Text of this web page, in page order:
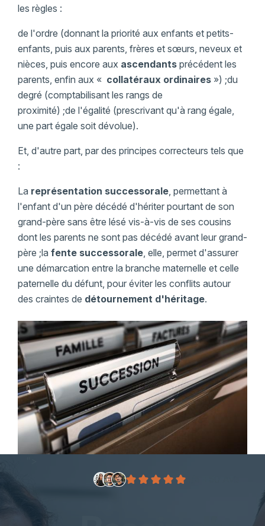
les règles :
de l'ordre (donnant la priorité aux enfants et petits-
enfants, puis aux parents, frères et sœurs, neveux et
nièces, puis encore aux ascendantsprécédent les
parents, enfin aux « collatéraux ordinaires») ;du
degré (comptabilisant les rangs de
proximité) ;de l'égalité (prescrivant qu'à rang égale,
une part égale soit dévolue).
Et, d'autre part, par des principes correcteurs tels que
:
La représentation successorale, permettant à
l'enfant d'un père décédé d'hériter pourtant de son
grand-père sans être lésé vis-à-vis de ses cousins
dont les parents ne sont pas décédé avant leur grand-
père ;la fente successorale, elle, permet d'assurer
une démarcation entre la branche maternelle et celle
paternelle du défunt, pour éviter les conflits autour
des craintes de détournement d'héritage.
5/5 +50 Avis